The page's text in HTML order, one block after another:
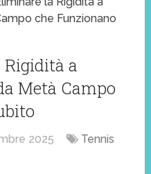
che Funzionano
a
Metà Campo
2025 Tennis